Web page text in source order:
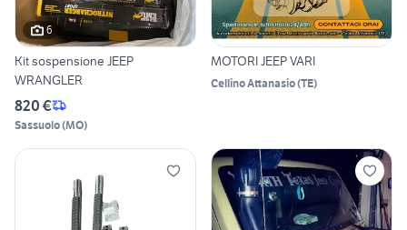
6
Kit sospensione JEEP
WRANGLER
820 €
Sassuolo(MO)
MOTORI JEEP VARI
Cellino Attanasio(TE)